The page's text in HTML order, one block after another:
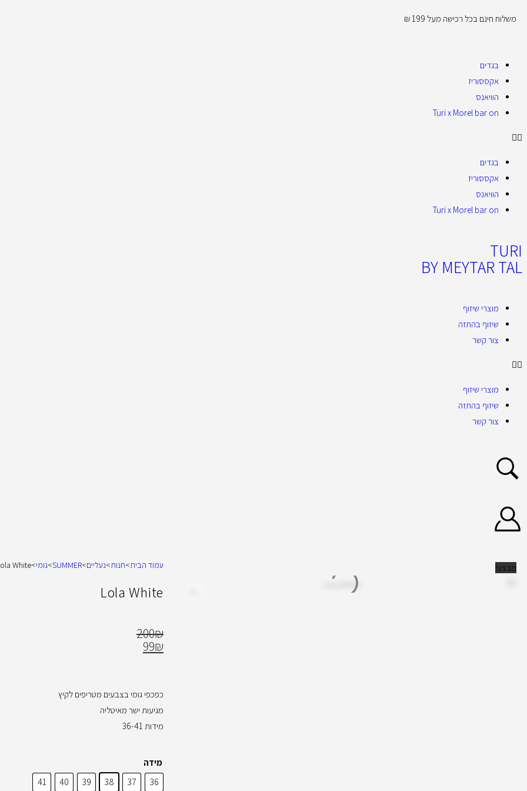
משלוח חינם בכל רכישה מעל 199 ₪
בגדים
אקססוריז
הוויאנס
Turi x Morel bar on
בגדים
אקססוריז
הוויאנס
Turi x Morel bar on
TURI
BY MEYTAR TAL
מוצרי שיזוף
שיזוף בהתזה
צור קשר
מוצרי שיזוף
שיזוף בהתזה
צור קשר
מבצע! עמוד הבית>חנות>נעליים>
SUMMER
>גומי>
White
Lola White
200₪
99₪
כפכפי גומי בצבעים מטריפים לקיץ
מגיעות ישר מאיטליה
מידות 36-41
מידה
36
37
38
39
40
41